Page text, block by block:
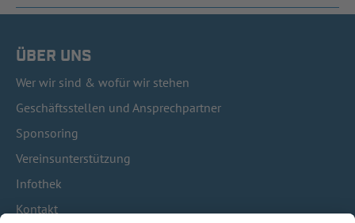
ÜBER UNS
Wer wir sind & wofür wir stehen
Geschäftsstellen und Ansprechpartner
Sponsoring
Vereinsunterstützung
Infothek
Kontakt